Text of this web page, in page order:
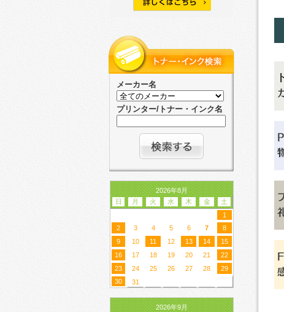
メーカー名
プリンター/トナー・インク名
2026年8月
日
月 火 水 木 金
土
1
2
3 4 5 6 7
8
9
10 11 12 13 14
15
16
17 18 19 20 21
22
23
24 25 26 27 28
29
30
31
2026年9月